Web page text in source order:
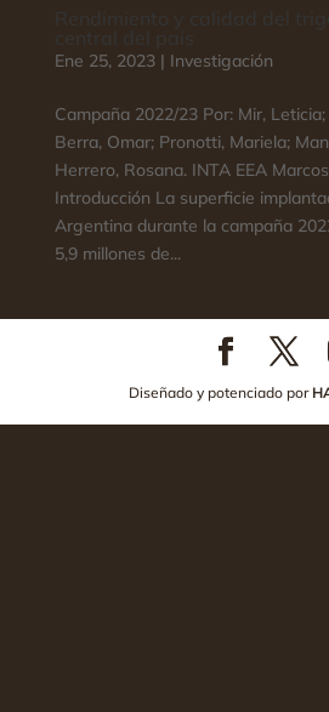
Ene 25, 2023| Investigación
Campaña 2022/23 Por: Mir,
Berra, Omar; Pronotti, Mariela;
Herrero, Rosana. INTA EEA
Introducción La superficie
Argentina durante la campaña
5,9 millones de...
Diseñado y potenciado por